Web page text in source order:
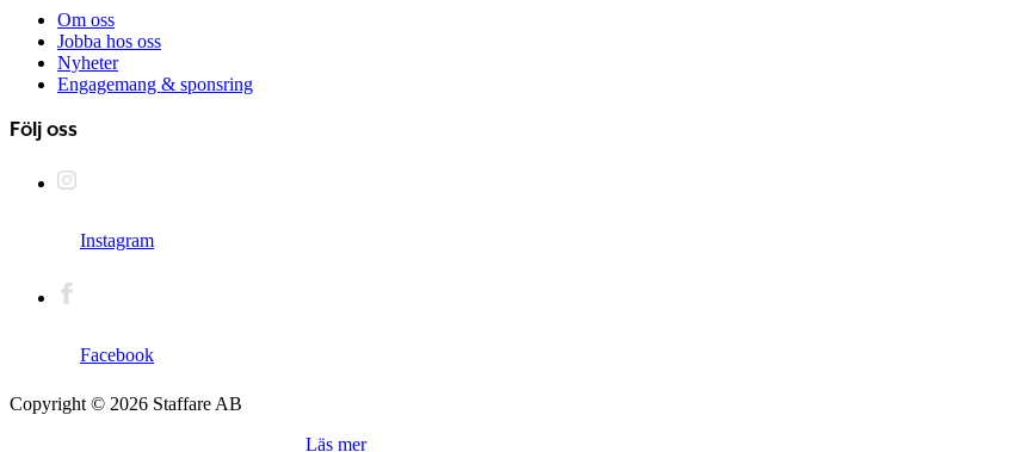
Om oss
Jobba hos oss
Nyheter
Engagemang & sponsring
Följ oss
Instagram
Facebook
Copyright © 2026 Staffare AB
Läs mer